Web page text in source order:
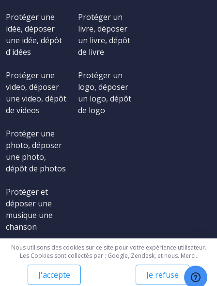
Protéger une
idée, déposer
une idée, dépôt
d'idées
Protéger une
video, déposer
une video, dépôt
de videos
Protéger une
photo, déposer
une photo,
dépôt de photos
Protéger et
déposer une
musique une
chanson
Protéger un
livre, déposer
un livre, dépôt
de livre
Protéger un
logo, déposer
un logo, dépôt
de logo
© Copyright 2001-2026 Copyright.be - Tous droits réservés - CGV
Nous utilisons des cookies sur ce site pour votre expérience utilisateur.
Les Cookies sont collectés par : Google, Zendesk, et nous. Merci.
J'accepte Je refuse